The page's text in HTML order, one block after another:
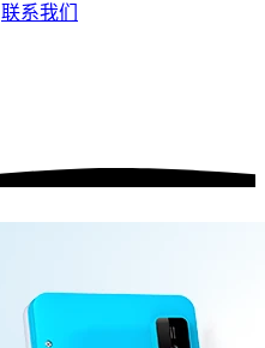
联系我们